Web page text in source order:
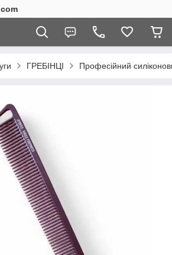
ГРЕБІНЦІ Професійний